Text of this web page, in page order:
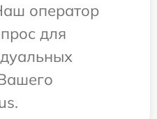
оператор
для